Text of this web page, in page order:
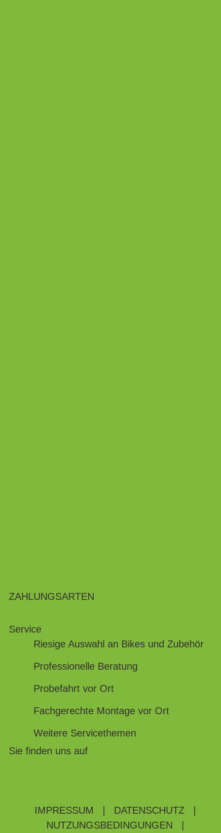
ZAHLUNGSARTEN
Service
Riesige Auswahl an Bikes und Zubehör
Professionelle Beratung
Probefahrt vor Ort
Fachgerechte Montage vor Ort
Weitere Servicethemen
Sie finden uns auf
IMPRESSUM DATENSCHUTZ
NUTZUNGSBEDINGUNGEN